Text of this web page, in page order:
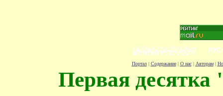
Портал| Содержание| О нас| Авторам|
Первая десятка